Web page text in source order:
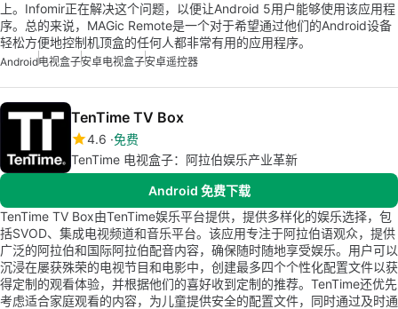
上。Infomir正在解决这个问题，以便让Android 5用户能够使用该应用程
序。总的来说，MAGic Remote是一个对于希望通过他们的Android设备
轻松方便地控制机顶盒的任何人都非常有用的应用程序。
Android电视盒子安卓电视盒子安卓遥控器
TenTime TV Box
4.6 免费
TenTime 电视盒子：阿拉伯娱乐产业革新
Android 免费下载
TenTime TV Box由TenTime娱乐平台提供，提供多样化的娱乐选择，包
括SVOD、集成电视频道和音乐平台。该应用专注于阿拉伯语观众，提供
广泛的阿拉伯和国际阿拉伯配音内容，确保随时随地享受娱乐。用户可以
沉浸在屡获殊荣的电视节目和电影中，创建最多四个个性化配置文件以获
得定制的观看体验，并根据他们的喜好收到定制的推荐。TenTime还优先
考虑适合家庭观看的内容，为儿童提供安全的配置文件，同时通过及时通